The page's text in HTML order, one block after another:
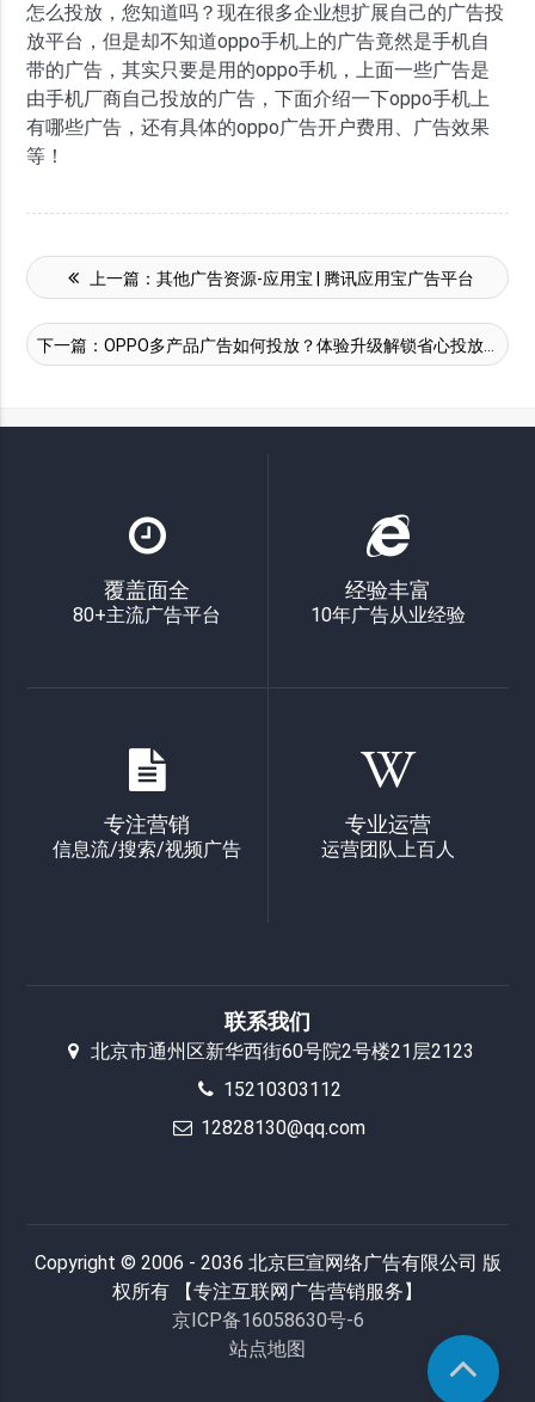
怎么投放，您知道吗？现在很多企业想扩展自己的广告投
放平台，但是却不知道oppo手机上的广告竟然是手机自
带的广告，其实只要是用的oppo手机，上面一些广告是
由手机厂商自己投放的广告，下面介绍一下oppo手机上
有哪些广告，还有具体的oppo广告开户费用、广告效果
等！
上一篇： 其他广告资源-应用宝 | 腾讯应用宝广告平台
下一篇：OPPO多产品广告如何投放？体验升级解锁省心投放体验《第二篇》
覆盖面全
80+主流广告平台
经验丰富
10年广告从业经验
专注营销
信息流/搜索/视频广告
专业运营
运营团队上百人
联系我们
北京市通州区新华西街60号院2号楼21层2123
15210303112
12828130@qq.com
Copyright © 2006 - 2036 北京巨宣网络广告有限公司 版
权所有 【专注互联网广告营销服务】
京ICP备16058630号-6
站点地图